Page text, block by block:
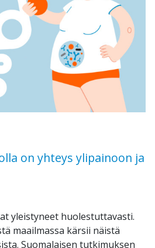
on yhteys ylipainoon ja
yleistyneet huolestuttavasti.
maailmassa kärsii näistä
Suomalaisen tutkimuksen